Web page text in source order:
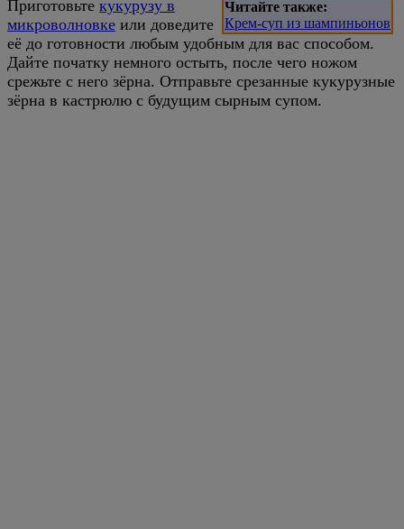
Читайте также:
Крем-суп из шампиньонов
Приготовьте кукурузу в
микроволновке или доведите
её до готовности любым удобным для вас способом.
Дайте початку немного остыть, после чего ножом
срежьте с него зёрна. Отправьте срезанные кукурузные
зёрна в кастрюлю с будущим сырным супом.